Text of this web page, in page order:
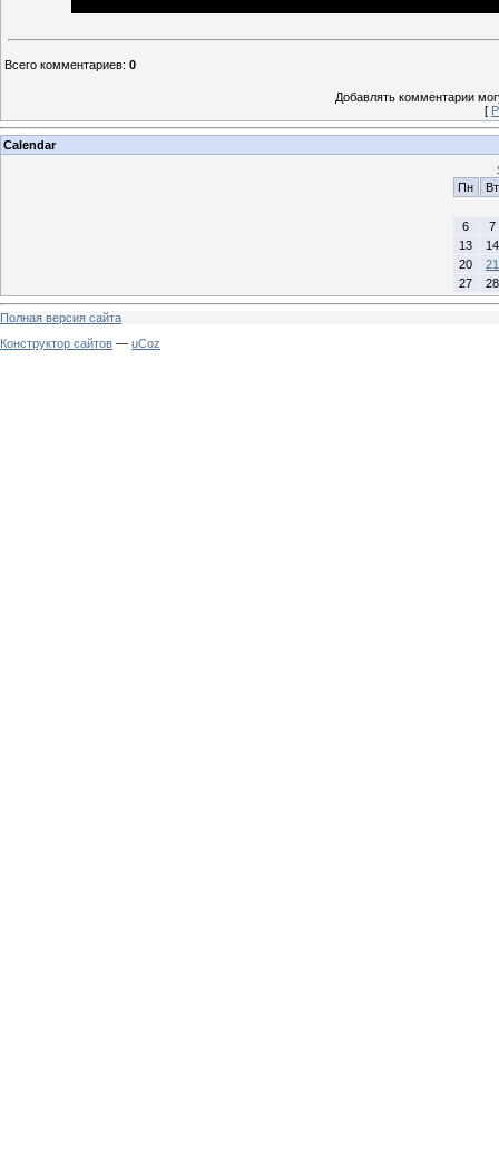
Всего комментариев: 0
Добавлять комментарии
[
Calendar
Пн
Вт
6
7
13
14
20
21
27
28
Полная версия сайта
Конструктор сайтов — uCoz